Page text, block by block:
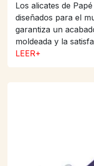
Los alicates de
diseñados para el
garantiza un
moldeada y la
LEER+